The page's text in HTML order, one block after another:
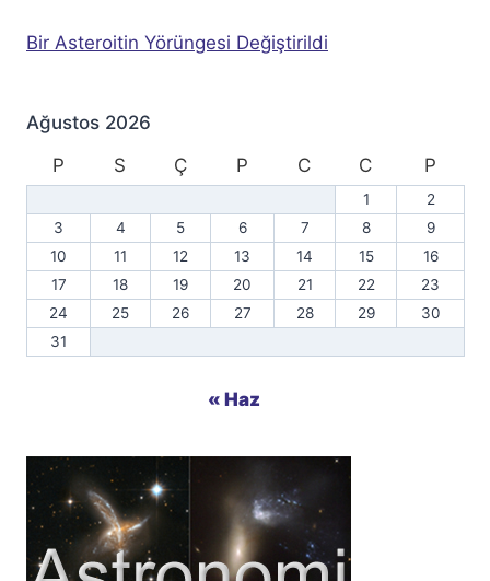
Bir Asteroitin Yörüngesi Değiştirildi
Ağustos 2026
P
S Ç P C C P
1
2
3
4 5 6 7 8
9
10
11 12 13 14 15
16
17
18 19 20 21 22
23
24
25 26 27 28 29
30
31
« Haz